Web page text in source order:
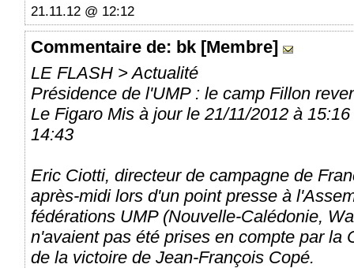
21.11.12 @ 12:12
Commentaire de: bk [Membre]
LE FLASH > Actualité
Présidence de l'UMP : le camp Fillon
Le Figaro Mis à jour le 21/11/2012 à
14:43
Eric Ciotti, directeur de campagne de
après-midi lors d'un point presse à
fédérations UMP (Nouvelle-Calédonie,
n'avaient pas été prises en compte par la
de la victoire de Jean-François Copé.